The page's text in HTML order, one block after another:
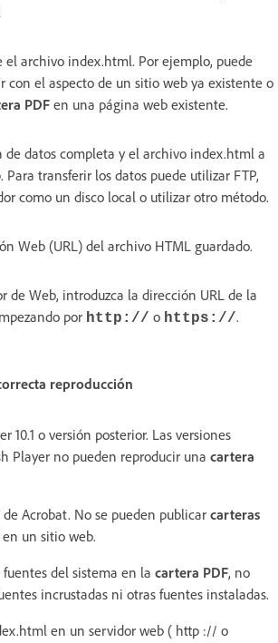
el archivo index.html. Por ejemplo, puede
con el aspecto de un sitio web ya existente o
PDF en una página web existente.
de datos completa y el archivo index.html a
Para transferir los datos puede utilizar FTP,
como un disco local o utilizar otro método.
Web (URL) del archivo HTML guardado.
de Web, introduzca la dirección URL de la
por http:// o https://.
reproducción
10.1 o versión posterior. Las versiones
Player no pueden reproducir una cartera
de Acrobat. No se pueden publicar carteras
un sitio web.
del sistema en la cartera PDF, no
incrustadas ni otras fuentes instaladas.
en un servidor web ( http :// o